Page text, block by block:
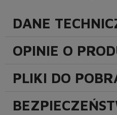
DANE
OPINIE O
PLIKI DO